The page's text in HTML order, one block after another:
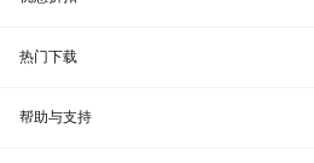
贝锐洋葱头 · 协作无间
贝锐花生壳硬件
京东旗舰店
兑换码通道
教育公益折扣
热门下载
贝锐向日葵客户端
帮助与支持